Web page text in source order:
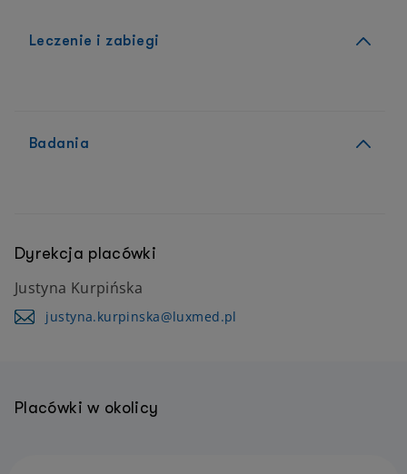
Leczenie i zabiegi
Badania
Dyrekcja placówki
Justyna Kurpińska
justyna.kurpinska@luxmed.pl
Placówki w okolicy